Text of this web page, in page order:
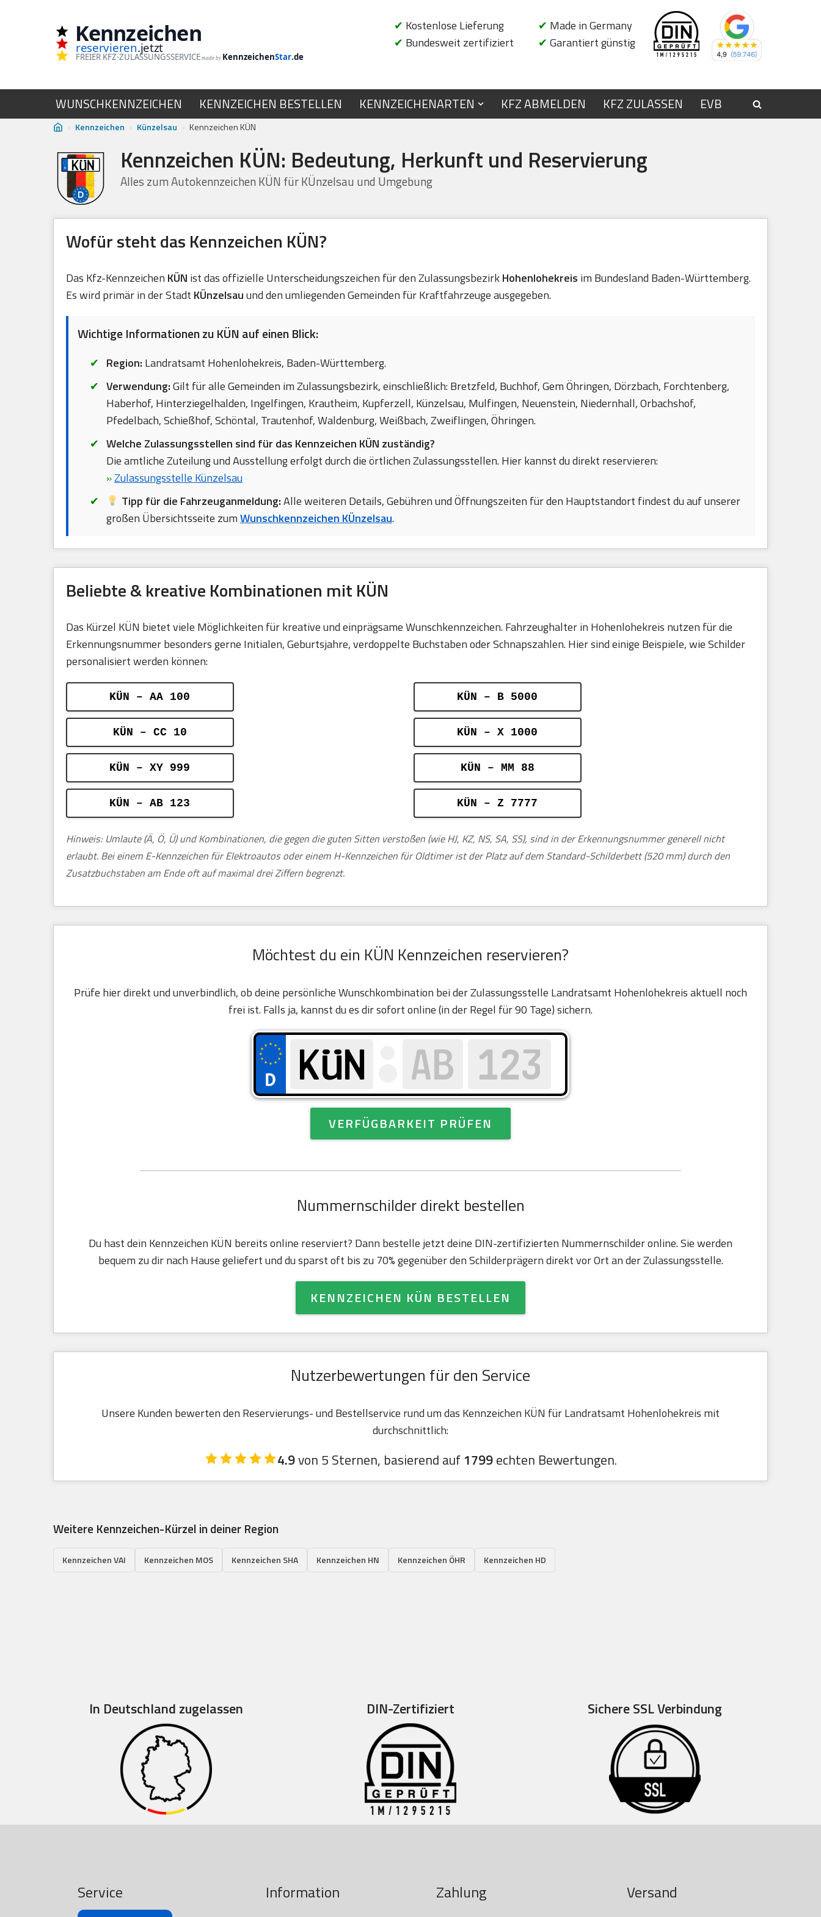
Kennzeichen
reservieren.jetzt
FREIER KFZ-ZULASSUNGSSERVICE made by KennzeichenStar.de
✔ Kostenlose Lieferung
✔ Bundesweit zertifiziert
✔ Made in Germany
✔ Garantiert günstig
WUNSCHKENNZEICHEN KENNZEICHEN BESTELLEN KENNZEICHENARTEN KFZ ABMELDEN KFZ ZULASSEN EVB
› Kennzeichen › Künzelsau › Kennzeichen KÜN
Kennzeichen KÜN: Bedeutung, Herkunft und Reservierung
Alles zum Autokennzeichen KÜN für KÜnzelsau und Umgebung
Wofür steht das Kennzeichen KÜN?
Das Kfz-Kennzeichen KÜN ist das offizielle Unterscheidungszeichen für den ZulassungsbezirkHohenlohekreis im Bundesland Baden-Württemberg.
Es wird primär in der Stadt KÜnzelsauund den umliegenden Gemeinden für Kraftfahrzeuge ausgegeben.
Wichtige Informationen zu KÜN auf einen Blick:
Region: Landratsamt Hohenlohekreis, Baden-Württemberg.
Verwendung:Gilt für alle Gemeinden im Zulassungsbezirk, einschließlich: Bretzfeld, Buchhof, Gem Öhringen, Dörzbach, Forchtenberg,
Haberhof, Hinterziegelhalden, Ingelfingen, Krautheim, Kupferzell, Künzelsau, Mulfingen, Neuenstein, Niedernhall, Orbachshof,
Pfedelbach, Schießhof, Schöntal, Trautenhof, Waldenburg, Weißbach, Zweiflingen, Öhringen.
Welche Zulassungsstellen sind für das Kennzeichen KÜN zuständig?
Die amtliche Zuteilung und Ausstellung erfolgt durch die örtlichen Zulassungsstellen. Hier kannst du direkt reservieren:
»Zulassungsstelle Künzelsau
Tipp für die Fahrzeuganmeldung:Alle weiteren Details, Gebühren und Öffnungszeiten für den Hauptstandort findest du auf unserer
großen Übersichtsseite zumWunschkennzeichen KÜnzelsau.
Beliebte & kreative Kombinationen mit KÜN
Das Kürzel KÜN bietet viele Möglichkeiten für kreative und einprägsame Wunschkennzeichen. Fahrzeughalter in Hohenlohekreis nutzen für die
Erkennungsnummer besonders gerne Initialen, Geburtsjahre, verdoppelte Buchstaben oder Schnapszahlen. Hier sind einige Beispiele, wie Schilder
personalisiert werden können:
KÜN – AA 100 KÜN – B 5000
KÜN – CC 10 KÜN – X 1000
KÜN – XY 999 KÜN – MM 88
KÜN – AB 123 KÜN – Z 7777
Hinweis: Umlaute (Ä, Ö, Ü) und Kombinationen, die gegen die guten Sitten verstoßen (wie HJ, KZ, NS, SA, SS), sind in der Erkennungsnummer generell nicht
erlaubt. Bei einem E-Kennzeichen für Elektroautos oder einem H-Kennzeichen für Oldtimer ist der Platz auf dem Standard-Schilderbett (520 mm) durch den
Zusatzbuchstaben am Ende oft auf maximal drei Ziffern begrenzt.
Möchtest du ein KÜN Kennzeichen reservieren?
Prüfe hier direkt und unverbindlich, ob deine persönliche Wunschkombination bei der Zulassungsstelle Landratsamt Hohenlohekreis aktuell noch
frei ist. Falls ja, kannst du es dir sofort online (in der Regel für 90 Tage) sichern.
VERFÜGBARKEIT PRÜFEN
Nummernschilder direkt bestellen
Du hast dein Kennzeichen KÜN bereits online reserviert? Dann bestelle jetzt deine DIN-zertifizierten Nummernschilder online. Sie werden
bequem zu dir nach Hause geliefert und du sparst oft bis zu 70% gegenüber den Schilderprägern direkt vor Ort an der Zulassungsstelle.
KENNZEICHEN KÜN BESTELLEN
Nutzerbewertungen für den Service
Unsere Kunden bewerten den Reservierungs- und Bestellservice rund um das Kennzeichen KÜN für Landratsamt Hohenlohekreis mit
durchschnittlich:
4.9von 5 Sternen, basierend auf1799echten Bewertungen.
Weitere Kennzeichen-Kürzel in deiner Region
Kennzeichen VAI Kennzeichen MOS Kennzeichen SHA Kennzeichen HN Kennzeichen ÖHR Kennzeichen HD
In Deutschland zugelassen DIN-Zertifiziert Sichere SSL Verbindung
Service Information Zahlung Versand